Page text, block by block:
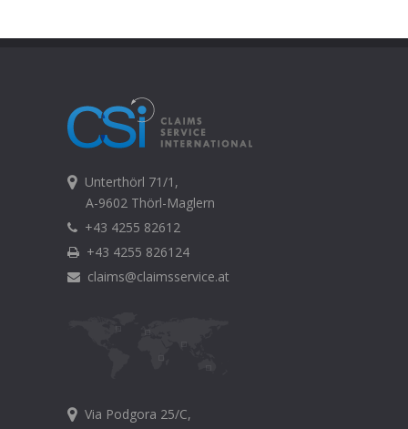
Unterthörl 71/1,
A-9602 Thörl-Maglern
+43 4255 82612
+43 4255 826124
claims@claimsservice.at
Via Podgora 25/C,